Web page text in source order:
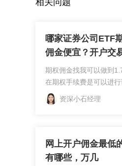
相关问题
哪家证券公司ETF
佣金便宜？开户交
费低是多少？
期权佣金找我可以做到
在期权手续费是可以进行
理开户前，是可以提前联
户经理进行佣金费率的协
资深小石经理
网上开户佣金最低
有哪些，万几